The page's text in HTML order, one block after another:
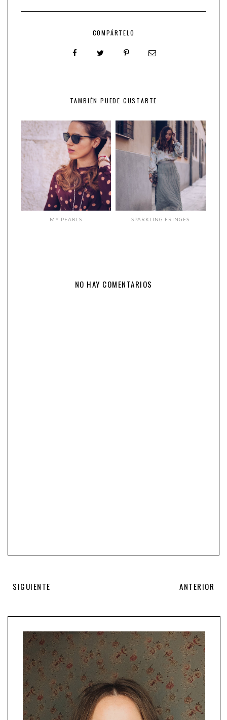
COMPÁRTELO
TAMBIÉN PUEDE GUSTARTE
MY PEARLS SPARKLING FRINGES
NO HAY COMENTARIOS
SIGUIENTE ANTERIOR